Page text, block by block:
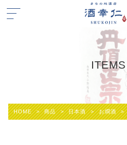
ITEMS
HOME > 商品 > 日本酒 > お燗酒 >